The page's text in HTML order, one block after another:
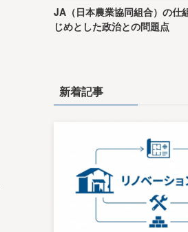
JA（日本農業協同組合）の仕
じめとした政治との問題点
新着記事